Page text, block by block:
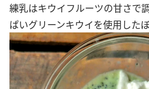
練乳はキウイフルーツの甘さで
ぱいグリーンキウイを使用した